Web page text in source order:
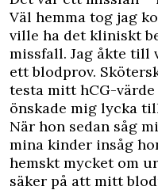
Väl hemma tog jag
ville ha det kliniskt
missfall. Jag åkte till
ett blodprov.
testa mitt hCG-
önskade mig lycka
När hon sedan såg
mina kinder insåg
hemskt mycket om
säker på att mitt